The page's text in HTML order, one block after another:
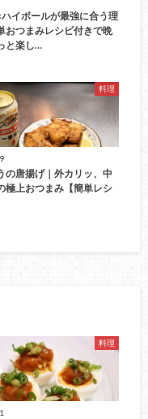
イボールが最強に合う理
おつまみレシピ付きで晩
と楽し…
料理
の唐揚げ｜外カリッ、中
極上おつまみ【簡単レシ
料理